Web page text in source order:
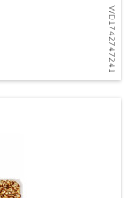
WD1742747241